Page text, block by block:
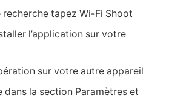
recherche tapez Wi-Fi Shoot
l’application sur votre
sur votre autre appareil
dans la section Paramètres et